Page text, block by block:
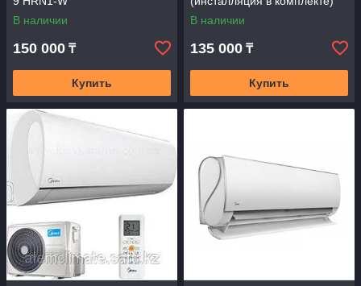
В наличии
150 000 ₸
Купить
В наличии
135 000 ₸
Купить